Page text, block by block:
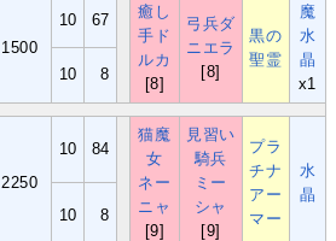
1500
10 67
癒し
手ド
ルカ
[8]
弓兵ダ
ニエラ
[8]
黒の
聖霊
魔
水
晶
x1
10 8
2250
10 84
猫魔
女
ネー
ニャ
[9]
見習い
騎兵
ミー
シャ
[9]
プラ
チナ
アー
マー
水
晶
10
8